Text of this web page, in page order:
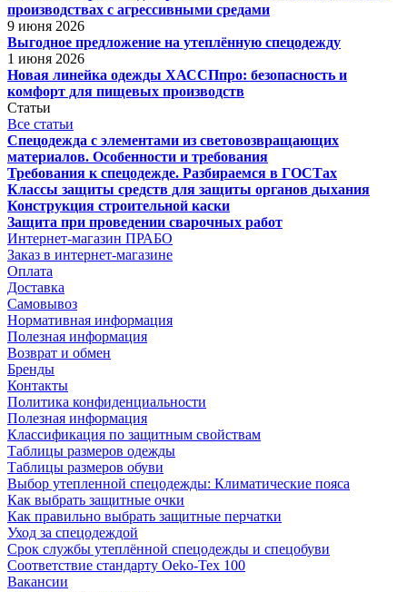
производствах с агрессивными средами
9 июня 2026
Выгодное предложение на утеплённую спецодежду
1 июня 2026
Новая линейка одежды ХАССПпро: безопасность и
комфорт для пищевых производств
Статьи
Все статьи
Спецодежда с элементами из световозвращающих
материалов. Особенности и требования
Требования к спецодежде. Разбираемся в ГОСТах
Классы защиты средств для защиты органов дыхания
Конструкция строительной каски
Защита при проведении сварочных работ
Интернет-магазин ПРАБО
Заказ в интернет-магазине
Оплата
Доставка
Самовывоз
Нормативная информация
Полезная информация
Возврат и обмен
Бренды
Контакты
Политика конфиденциальности
Полезная информация
Классификация по защитным свойствам
Таблицы размеров одежды
Таблицы размеров обуви
Выбор утепленной спецодежды: Климатические пояса
Как выбрать защитные очки
Как правильно выбрать защитные перчатки
Уход за спецодеждой
Срок службы утеплённой спецодежды и спецобуви
Соответствие стандарту Oeko-Tex 100
Вакансии